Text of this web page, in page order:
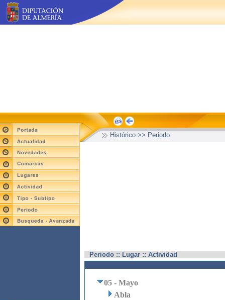
Histórico >> Periodo
Periodo :: Lugar :: Actividad
05 - Mayo
Abla